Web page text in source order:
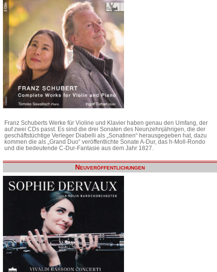
Franz Schuberts Werke für Violine und Klavier haben genau den Umfang, der
auf zwei CDs passt. Es sind die drei Sonaten des Neunzehnjährigen, die der
geschäftstüchtige Verleger Diabelli als „Sonatinen“ herausgegeben hat, dazu
kommen die als „Grand Duo“ veröffentlichte Sonate A-Dur, das h-Moll-Rondo
und die bedeutende C-Dur-Fantasie aus dem Jahr 1827.
Neuveröffentlichungen